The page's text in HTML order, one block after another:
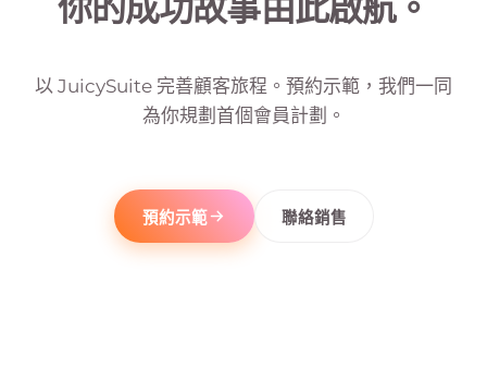
以 JuicySuite 完善顧客旅程。預約示範，我們一同
為你規劃首個會員計劃。
預約示範 聯絡銷售